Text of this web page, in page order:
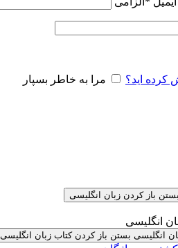
کرده اید؟ مرا به خاطر بسپار
باز کردن زبان انگلیسی
انگلیسی
انگلیسی بستن باز کردن کتاب زبان انگلیسی